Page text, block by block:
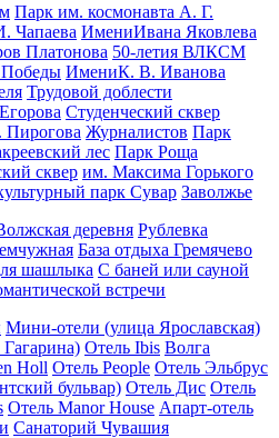
Парк им. космонавта А. Г.
Чапаева ИмениИвана Яковлева
Платонова 50-летия ВЛКСМ
ИмениК. В. Иванова
Трудовой доблести
Студенческий сквер
Журналистов Парк
лес Парк Роща
сквер им. Максима Горького
парк Сувар Заволжье
деревня Рублевка
База отдыха Гремячево
шашлыка С баней или сауной
встречи
Мини-отели (улица Ярославская)
Отель Ibis Волга
Holl Отель People Отель Эльбрус
бульвар) Отель Дис Отель
Отель Manor House Апарт-отель
Санаторий Чувашия